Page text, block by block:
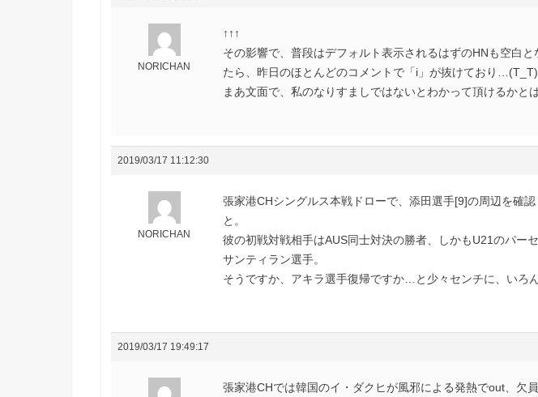
NORICHAN
↑↑↑
その影響で、普段はデフォルト表示されるはずのHNも空白と
たら、昨日のほとんどのコメントで「i」が抜けており…(T_T)
まあ文面で、私のなりすましではないとわかって頂けるかと
2019/03/17 11:12:30
NORICHAN
張家港CHシングルス本戦ドローで、添田選手[9]の周辺を確
と。
彼の初戦対戦相手はAUS同士対決の勝者、しかもU21のパー
サンティラン選手。
そうですか、アキラ選手復帰ですか…と少々センチに、いろ
2019/03/17 19:49:17
張家港CHでは韓国のイ・ダクヒが風邪による発熱でout、欠